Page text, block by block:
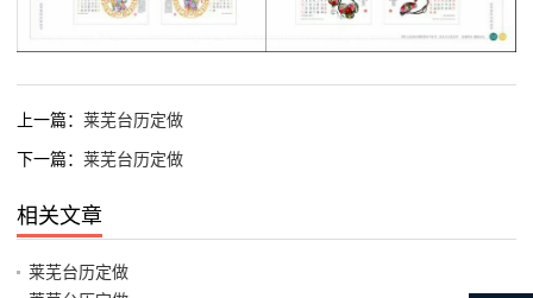
上一篇： 莱芜台历定做
下一篇： 莱芜台历定做
相关文章
莱芜台历定做